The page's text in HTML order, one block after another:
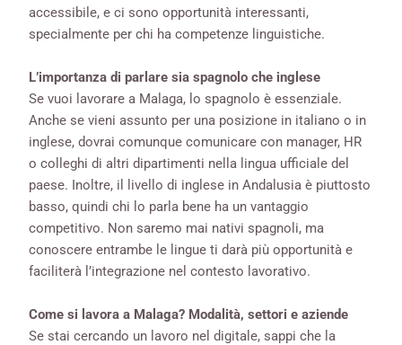
accessibile, e ci sono opportunità interessanti,
specialmente per chi ha competenze linguistiche.
L’importanza di parlare sia spagnolo che inglese
Se vuoi lavorare a Malaga, lo spagnolo è essenziale.
Anche se vieni assunto per una posizione in italiano o in
inglese, dovrai comunque comunicare con manager, HR
o colleghi di altri dipartimenti nella lingua ufficiale del
paese. Inoltre, il livello di inglese in Andalusia è piuttosto
basso, quindi chi lo parla bene ha un vantaggio
competitivo. Non saremo mai nativi spagnoli, ma
conoscere entrambe le lingue ti darà più opportunità e
faciliterà l’integrazione nel contesto lavorativo.
Come si lavora a Malaga? Modalità, settori e aziende
Se stai cercando un lavoro nel digitale, sappi che la